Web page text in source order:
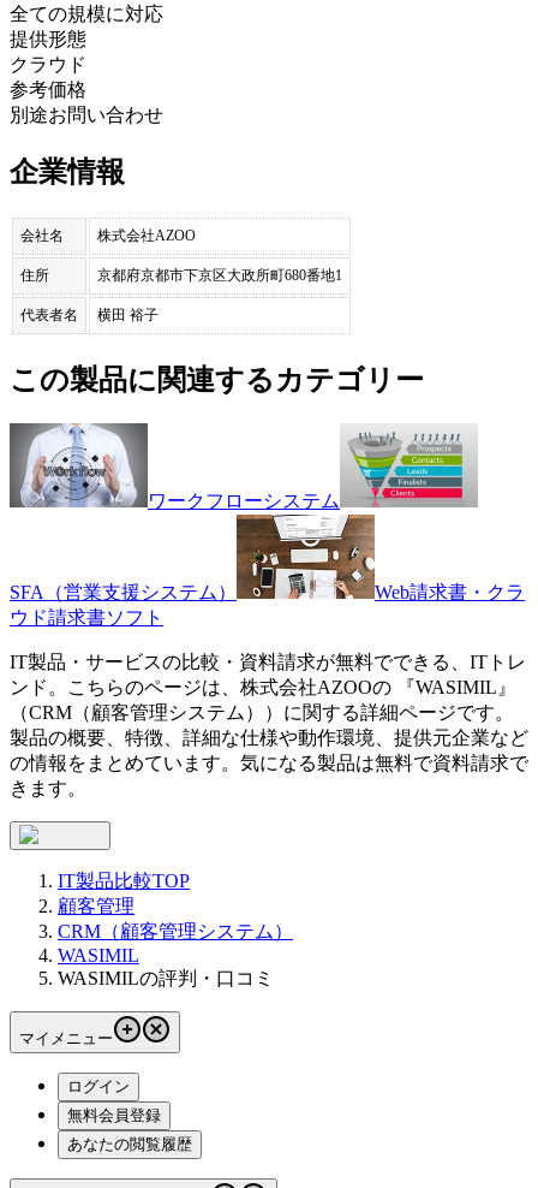
全ての規模に対応
提供形態
クラウド
参考価格
別途お問い合わせ
企業情報
会社名 株式会社AZOO
住所 京都府京都市下京区大政所町680番地1
代表者名 横田 裕子
この製品に関連するカテゴリー
ワークフローシステム
SFA（営業支援システム）
Web請求書・クラ
ウド請求書ソフト
IT製品・サービスの比較・資料請求が無料でできる、ITトレ
ンド。こちらのページは、 株式会社AZOOの 『WASIMIL 』
（CRM（顧客管理システム）
）に関する詳細ページです。
製品の概要、特徴、詳細な仕様や動作環境、提供元企業など
の情報をまとめています。気になる製品は無料で資料請求で
きます。
IT製品比較TOP
顧客管理
CRM（顧客管理システム）
WASIMIL
WASIMILの評判・口コミ
マイメニュー
ログイン
無料会員登録
あなたの閲覧履歴